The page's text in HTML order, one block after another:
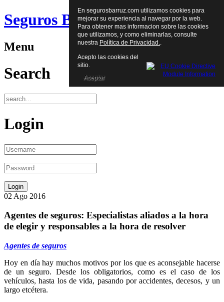
Seguros Barruz
Menu
Search
Login
02 Ago 2016
Agentes de seguros: Especialistas aliados a la hora
de elegir y responsables a la hora de resolver
Agentes de seguros
Hoy en día hay muchos motivos por los que es aconsejable hacerse
de un seguro. Desde los obligatorios, como es el caso de los
vehículos, hasta los de vida, pasando por accidentes, decesos, y un
largo etcétera.
En segurosbarruz.com utilizamos cookies para
mejorar su experiencia al navegar por la web.
Para obtener mas informacion sobre las cookies
que utilizamos, y como eliminarlas, consulte
nuestra Política de Privacidad..
Acepto las cookies del
sitio.
Aceptar